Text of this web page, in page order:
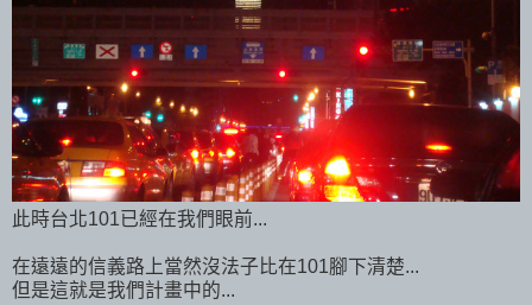
此時台北101已經在我們眼前...
在遠遠的信義路上當然沒法子比在101腳下清楚...
但是這就是我們計畫中的...